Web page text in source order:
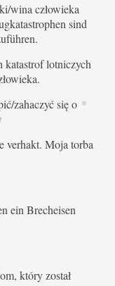
wina człowieka
sind
katastrof lotniczych
zahaczyć się o *
verhakt. Moja torba
ein Brecheisen
który został